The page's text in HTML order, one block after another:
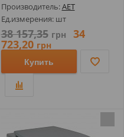
Производитель:AET
Ед.измерения: шт
38 157,35 грн 34
723,20 грн
Купить